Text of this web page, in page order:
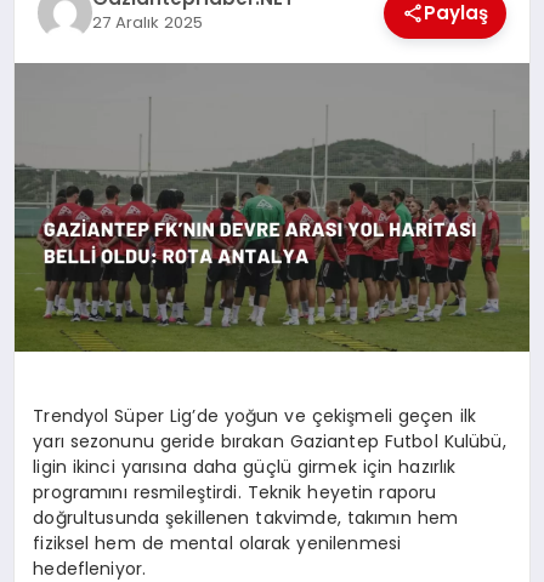
SPOR
DIĞER
27 Aralık 2025 Paylaş
Trendyol Süper Lig’de yoğun ve çekişmeli geçen ilk
yarı sezonunu geride bırakan Gaziantep Futbol Kulübü,
ligin ikinci yarısına daha güçlü girmek için hazırlık
programını resmileştirdi. Teknik heyetin raporu
doğrultusunda şekillenen takvimde, takımın hem
fiziksel hem de mental olarak yenilenmesi
hedefleniyor.